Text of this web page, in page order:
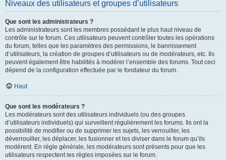
Niveaux des utilisateurs et groupes d’utilisateurs
Que sont les administrateurs ?
Les administrateurs sont les membres possédant le plus haut niveau de
contrôle sur le forum. Ces utilisateurs peuvent contrôler toutes les opérations
du forum, telles que les paramètres des permissions, le bannissement
d’utilisateurs, la création de groupes d’utilisateurs ou de modérateurs, etc. Ils
peuvent également être habilités à modérer l’ensemble des forums. Tout ceci
dépend de la configuration effectuée par le fondateur du forum.
Haut
Que sont les modérateurs ?
Les modérateurs sont des utilisateurs individuels (ou des groupes
d’utilisateurs individuels) qui surveillent régulièrement les forums. Ils ont la
possibilité de modifier ou de supprimer les sujets, les verrouiller, les
déverrouiller, les déplacer, les fusionner et les diviser dans le forum qu’ils
modèrent. En règle générale, les modérateurs sont présents pour que les
utilisateurs respectent les règles imposées sur le forum.